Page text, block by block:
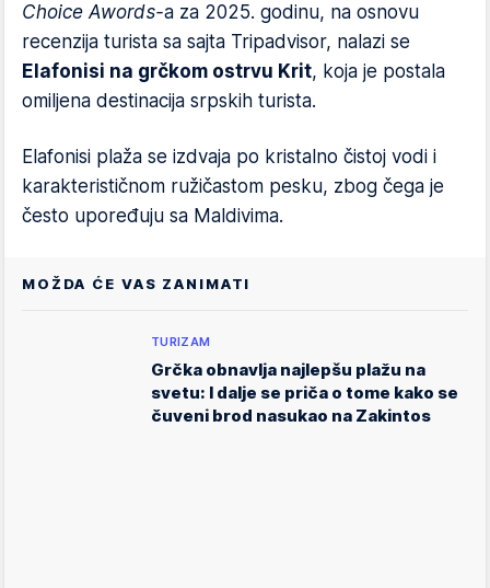
Choice Awords-a za 2025. godinu, na osnovu
recenzija turista sa sajta Tripadvisor, nalazi se
Elafonisi na grčkom ostrvu Krit, koja je postala
omiljena destinacija srpskih turista.
Elafonisi plaža se izdvaja po kristalno čistoj vodi i
karakterističnom ružičastom pesku, zbog čega je
često upoređuju sa Maldivima.
MOŽDA ĆE VAS ZANIMATI
TURIZAM
Grčka obnavlja najlepšu plažu na
svetu: I dalje se priča o tome kako se
čuveni brod nasukao na Zakintos